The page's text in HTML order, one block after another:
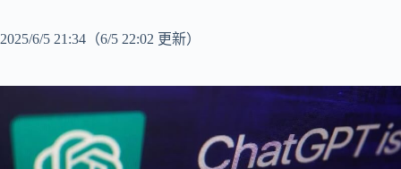
2025/6/5 21:34 （6/5 22:02 更新）